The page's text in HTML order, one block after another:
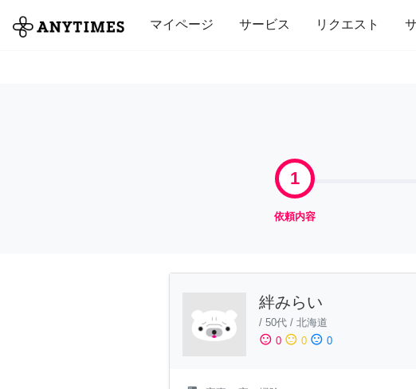
マイページ サービス リクエスト
全て 修理・組立 家事 引っ越し インテ
1
依頼内容
絆みらい
/ 50代 / 北海道
sentiment_satisfied 0 sentiment_neutral 0 sentiment_dissatisfied 0